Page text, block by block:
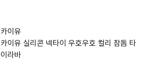
카이유
카이유 실리콘 넥타이 우호우호 컬리 참돔 타
이라바